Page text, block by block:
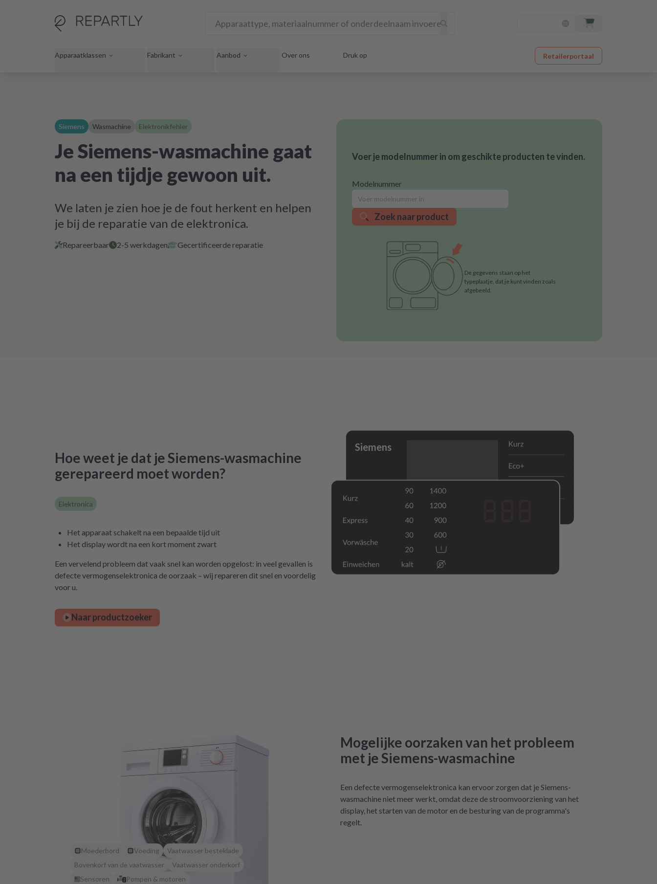
Apparaatklassen Fabrikant Aanbod Over ons Druk op Retailerportaal
Siemens Wasmachine Elektronikfehler
Je Siemens-wasmachine gaat
na een tijdje gewoon uit.
We laten je zien hoe je de fout herkent en helpen
je bij de reparatie van de elektronica.
Repareerbaar 2-5 werkdagen Gecertificeerde reparatie
Voer je modelnummer in om geschikte producten te vinden.
Modelnummer
Zoek naar product
De gegevens staan op het
typeplaatje, dat je kunt vinden zoals
afgebeeld.
Hoe weet je dat je Siemens-wasmachine
gerepareerd moet worden?
Elektronica
Het apparaat schakelt na een bepaalde tijd uit
Het display wordt na een kort moment zwart
Een vervelend probleem dat vaak snel kan worden opgelost: in veel gevallen is
defecte vermogenselektronica de oorzaak – wij repareren dit snel en voordelig
voor u.
Naar productzoeker
Siemens
Moederbord Voeding
Vaatwasser besteklade
Bovenkorf van de vaatwasser
Vaatwasser onderkorf
Sensoren
Pompen & motoren
Mogelijke oorzaken van het probleem
met je Siemens-wasmachine
Een defecte vermogenselektronica kan ervoor zorgen dat je Siemens-
wasmachine niet meer werkt, omdat deze de stroomvoorziening van het
display, het starten van de motor en de besturing van de programma's
regelt.